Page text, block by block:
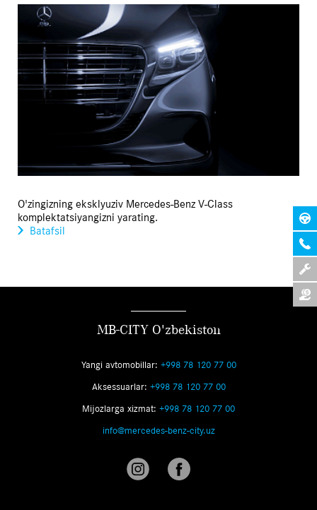
O'zingizning eksklyuziv Mercedes-Benz V-Class
komplektatsiyangizni yarating.
Batafsil
MB-CITY O'zbekiston
Yangi avtomobillar: +998 78 120 77 00
Aksessuarlar: +998 78 120 77 00
Mijozlarga xizmat: +998 78 120 77 00
info@mercedes-benz-city.uz